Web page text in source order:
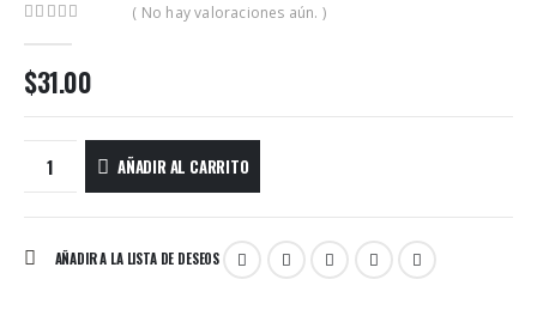
( No hay valoraciones aún. )
$31.00
AÑADIR AL CARRITO
AÑADIR A LA LISTA DE DESEOS